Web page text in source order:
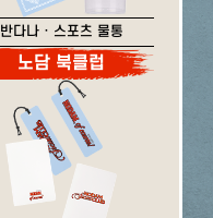
반다나 · 스포츠 물통
노담 북클럽